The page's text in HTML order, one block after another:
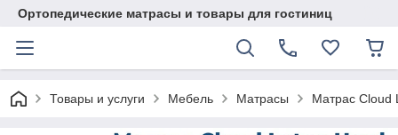
Ортопедические матрасы и товары для гостиниц
Товары и услуги Мебель Матрасы Матрас Cloud